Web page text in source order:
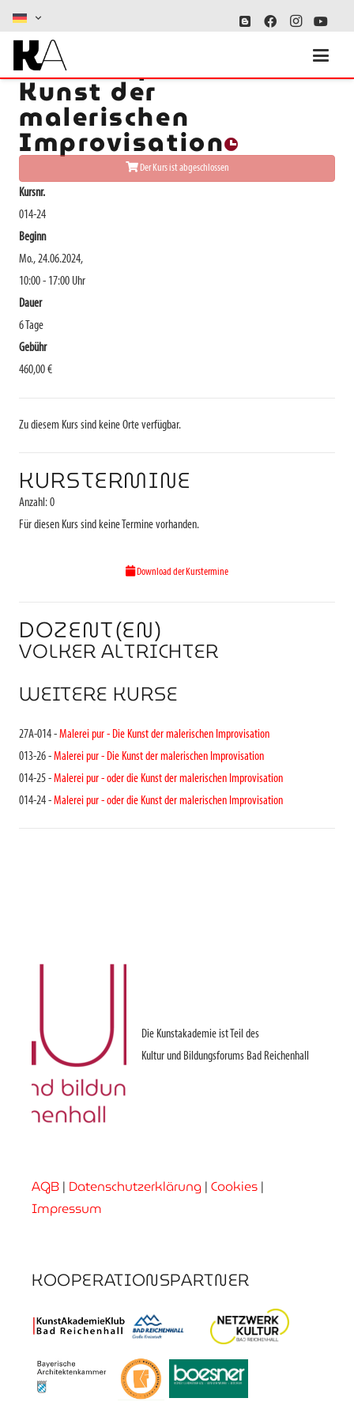
Malerei pur - oder die
Kunst der
malerischen
Improvisation
Der Kurs ist abgeschlossen
Kursnr.
014-24
Beginn
Mo., 24.06.2024,
10:00 - 17:00 Uhr
Dauer
6 Tage
Gebühr
460,00 €
Zu diesem Kurs sind keine Orte verfügbar.
KURSTERMINE
Anzahl: 0
Für diesen Kurs sind keine Termine vorhanden.
Download der Kurstermine
DOZENT(EN)
VOLKER ALTRICHTER
WEITERE KURSE
27A-014 -Malerei pur - Die Kunst der malerischen Improvisation
013-26 -Malerei pur - Die Kunst der malerischen Improvisation
014-25 -Malerei pur - oder die Kunst der malerischen Improvisation
014-24 -Malerei pur - oder die Kunst der malerischen Improvisation
Die Kunstakademie ist Teil des
Kultur und Bildungsforums Bad Reichenhall
AGB | Datenschutzerklärung | Cookies |
Impressum
KOOPERATIONSPARTNER